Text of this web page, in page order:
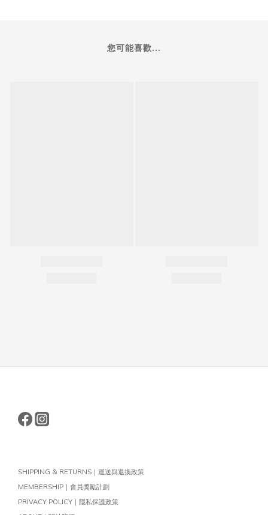
您可能喜歡...
SHIPPING & RETURNS｜運送與退換政策
MEMBERSHIP｜會員獎勵計劃
PRIVACY POLICY｜隱私保護政策